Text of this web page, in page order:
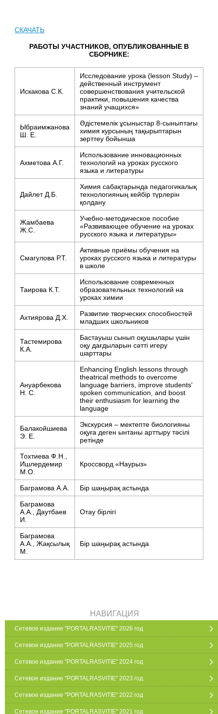
СКАЧАТЬ
РАБОТЫ УЧАСТНИКОВ, ОПУБЛИКОВАННЫЕ В
СБОРНИКЕ:
Искакова С.К.
Исследование урока (lesson Study) –
действенный инструмент
совершенствования учительской
практики, повышения качества
знаний учащихся»
Ыбраимжанова
Ш. Е.
Әдістемелік ұсыныстар 8-сыныптағы
химия курсының тақырыптарын
зерттеу бойынша
Ахметова А.Г.
Использование инновационных
технологий на уроках русского
языка и литературы
Дайлет Д.Б.
Химия сабақтарында педагогикалық
технологияның кейбір түрлерін
қолдану
Жамбаева
Ж.С.
Учебно-методическое пособие
«Развивающее обучение на уроках
русского языка и литературы»
Смагулова Р.Т.
Активные приёмы обучения на
уроках русского языка и литературы
в школе
Таирова К.Т.
Использование современных
образовательных технологий на
уроках химии
Ахтиярова Д.Х.
Развитие творческих способностей
младших школьников
Тастемирова
К.А.
Бастауыш сынып оқушылары үшін
оқу дағдыларын сәтті игеру
шарттары
Ануарбекова
Н. С.
Enhancing English lessons through
theatrical methods to overcome
language barriers, improve students'
spoken communication, and boost
their enthusiasm for learning the
language
Балакойшиева
Э. Е.
Экскурсия – мектепте биологияны
оқуға деген ынтаны арттыру тәсілі
ретінде
Тохтиева Ф.Н.,
Ишлердемир
М.О.
Кроссворд «Наурыз»
Баграмова А.А. Бір шаңырақ астында
Баграмова
А.А., Даутбаев
И.
Отау бірлігі
Баграмова
А.А., Жақсылық
М.
Бір шаңырақ астында
НАВИГАЦИЯ
Сетевое издание "PORTALRASVITIE" 2026 год
Сетевое издание "PORTALRASVITIE" 2025 год
Сетевое издание "PORTALRASVITIE" 2024 год
Сетевое издание "PORTALRASVITIE" 2023 год
Сетевое издание "PORTALRASVITIE" 2022 год
Сетевое издание "PORTALRASVITIE" 2021 год